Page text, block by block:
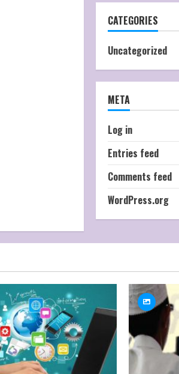
CATEGORIES
Uncategorized
META
Log in
Entries feed
Comments feed
WordPress.org